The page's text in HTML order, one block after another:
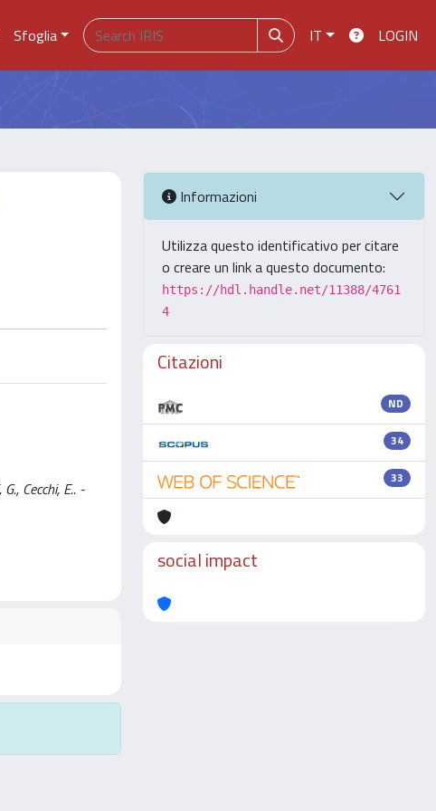
Sfoglia IT LOGIN
Cecchi, E.. -
Informazioni
Utilizza questo identificativo per citare
o creare un link a questo documento:
https://hdl.handle.net/11388/4761
4
Citazioni
ND
34
33
social impact